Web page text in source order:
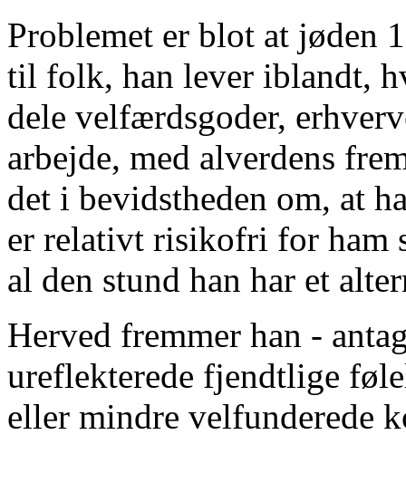
Problemet er blot at jøden
til folk, han lever iblandt,
dele velfærdsgoder,
arbejde, med alverdens
det i bevidstheden om, at
er relativt risikofri for ham
al den stund han har et
Herved fremmer han -
ureflekterede fjendtlige
eller mindre velfunderede